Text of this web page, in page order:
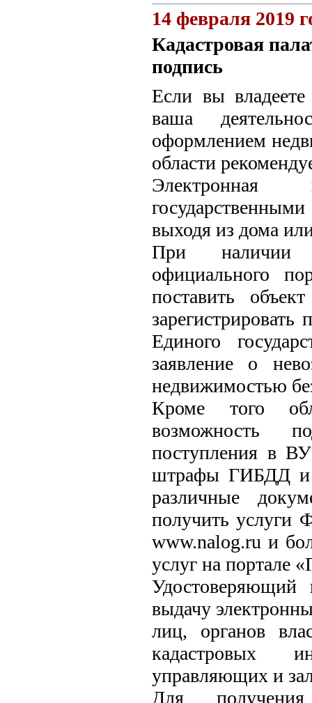
14 февраля 2019
Кадастровая
подпись
Если вы
ваша
оформлением
области
Электронная
выходя из дома
При наличии
официального
поставить
зарегистрировать
Единого
заявление о
недвижимостью
Кроме того
возможность
поступления в
штрафы ГИБДД и
различные
получить услуги
www.nalog.ru и
услуг на портале
Удостоверяющий
выдачу
лиц, органов
кадастровых
управляющих и
Для